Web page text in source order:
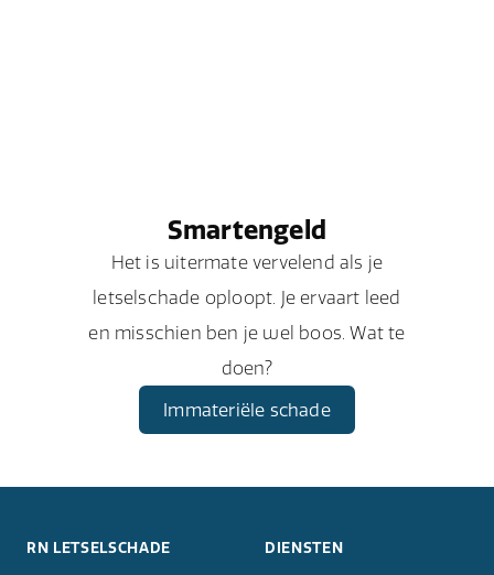
Smartengeld
Het is uitermate vervelend als je
letselschade oploopt. Je ervaart leed
en misschien ben je wel boos. Wat te
doen?
Immateriële schade
RN LETSELSCHADE DIENSTEN